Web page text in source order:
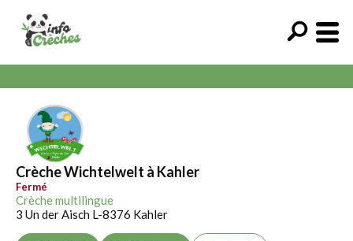
Crèche Wichtelwelt à Kahler
Fermé
Crèche multilingue
3 Un der Aisch L-8376 Kahler